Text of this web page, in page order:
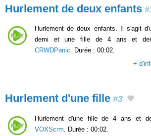
Hurlement de deux enfants
Hurlement de deux enfants. Il s'agit
demi et une fille de 4 ans et
CRWDPanic. Durée : 00:02.
+
Hurlement d'une fille #3
Hurlement d'une fille de 4 ans et
VOXScrm . Durée : 00:02.